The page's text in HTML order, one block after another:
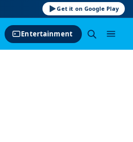
Get it on Google Play
Entertainment